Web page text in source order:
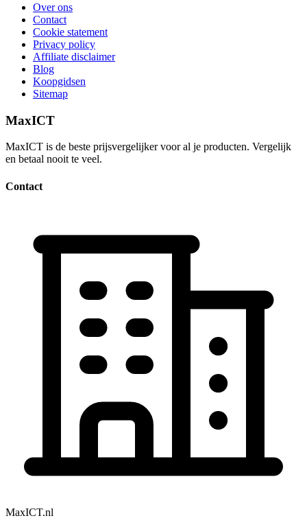
Over ons
Contact
Cookie statement
Privacy policy
Affiliate disclaimer
Blog
Koopgidsen
Sitemap
MaxICT
MaxICT is de beste prijsvergelijker voor al je producten. Vergelijk
en betaal nooit te veel.
Contact
MaxICT.nl